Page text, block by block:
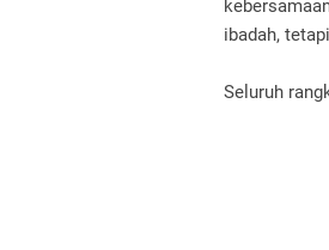
ibadah,
Seluruh